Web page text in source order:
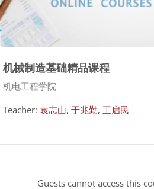
机械制造基础精品课程
Course category
机电工程学院
Teacher: 袁志山, 于兆勤, 王启民
Guests cannot access this